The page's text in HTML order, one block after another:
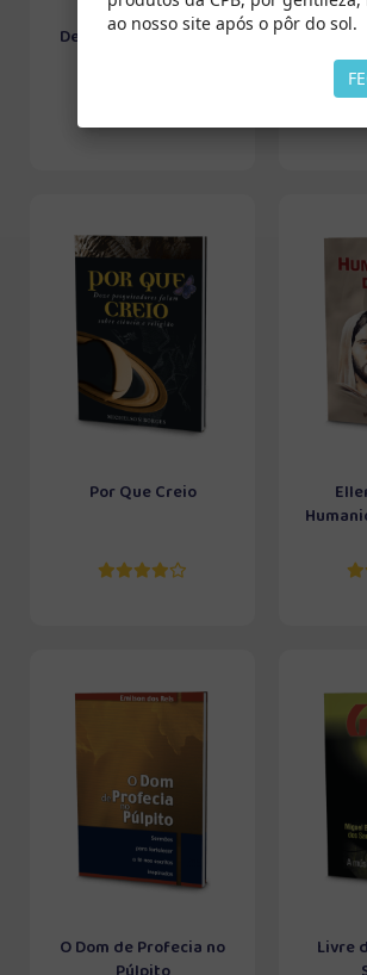
Declarações da Igreja
O
Por Que Creio
O Dom de Profecia no
Livre
ao nosso site após o pôr do sol.